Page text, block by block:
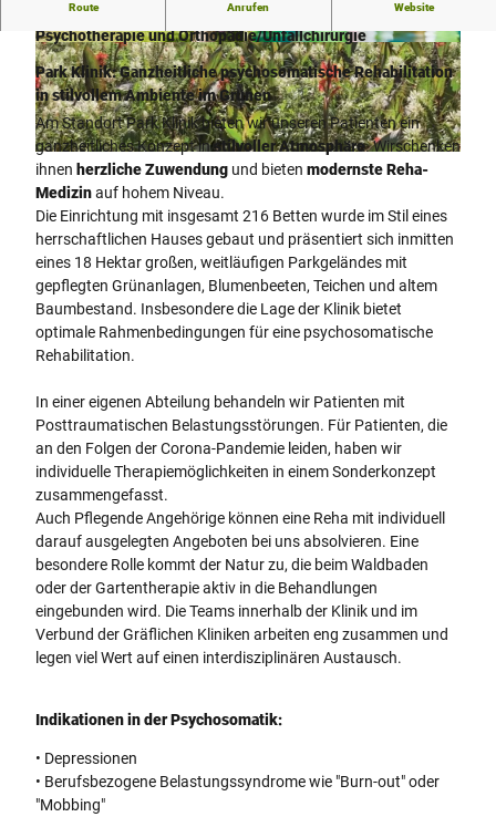
© Gräfliche Kliniken | Park Klinik |
© Gräfliche Kliniken | Park Klinik |
CC-BY-NC-ND
© Gräfliche Kliniken | Park Klinik |
CC-BY-NC-ND
Route Anrufen Website
Reha-Fachklinik für Psychosomatik, Psychiatrie und
Psychotherapie und Orthopädie/Unfallchirurgie
Park Klinik: Ganzheitliche psychosomatische Rehabilitation
in stilvollem Ambiente im Grünen
Am Standort Park Klinik bieten wir unseren Patienten ein
ganzheitliches Konzept instilvoller Atmosphäre. Wirschenken
ihnen herzliche Zuwendung und bieten modernste Reha-
Medizinauf hohem Niveau.
Die Einrichtung mit insgesamt 216 Betten wurde im Stil eines
herrschaftlichen Hauses gebaut und präsentiert sich inmitten
eines 18 Hektar großen, weitläufigen Parkgeländes mit
gepflegten Grünanlagen, Blumenbeeten, Teichen und altem
Baumbestand. Insbesondere die Lage der Klinik bietet
optimale Rahmenbedingungen für eine psychosomatische
Rehabilitation.
In einer eigenen Abteilung behandeln wir Patienten mit
Posttraumatischen Belastungsstörungen. Für Patienten, die
an den Folgen der Corona-Pandemie leiden, haben wir
individuelle Therapiemöglichkeiten in einem Sonderkonzept
zusammengefasst.
Auch Pflegende Angehörige können eine Reha mit individuell
darauf ausgelegten Angeboten bei uns absolvieren. Eine
besondere Rolle kommt der Natur zu, die beim Waldbaden
oder der Gartentherapie aktiv in die Behandlungen
eingebunden wird. Die Teams innerhalb der Klinik und im
Verbund der Gräflichen Kliniken arbeiten eng zusammen und
legen viel Wert auf einen interdisziplinären Austausch.
Indikationen in der Psychosomatik:
• Depressionen
• Berufsbezogene Belastungssyndrome wie "Burn-out" oder
"Mobbing"